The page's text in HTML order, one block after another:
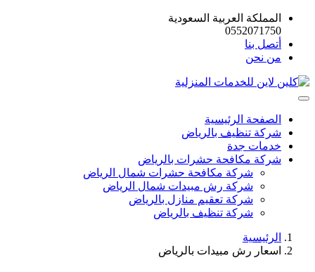
المملكة العربية السعودية
0552071750
أتصل بنا
من نحن
الصفحة الرئيسية
شركة تنظيف بالرياض
خدمات جدة
شركة مكافحة حشرات بالرياض
شركة مكافحة حشرات شمال الرياض
شركة رش مبيدات شمال الرياض
شركة تعقيم منازل بالرياض
شركة تنظيف بالرياض
الرئيسية
اسعار رش مبيدات بالرياض